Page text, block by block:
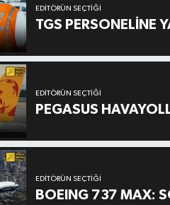
EDITÖRÜN SEÇTIĞI
TGS PERSONELİNE
EDITÖRÜN SEÇTIĞI
PEGASUS
EDITÖRÜN SEÇTIĞI
BOEING 737 MAX: